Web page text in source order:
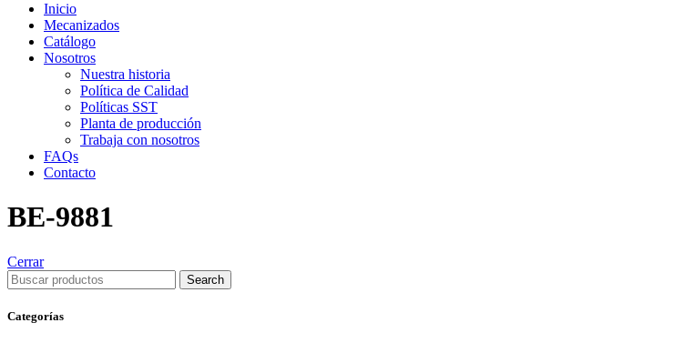
Inicio
Mecanizados
Catálogo
Nosotros
Nuestra historia
Política de Calidad
Políticas SST
Planta de producción
Trabaja con nosotros
FAQs
Contacto
BE-9881
Cerrar
Search
Categorías